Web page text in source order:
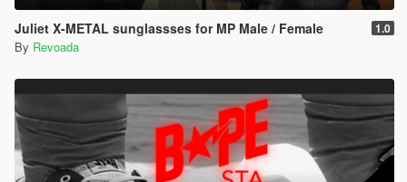
Juliet X-METAL sunglassses for MP Male / Female 1.0
By Revoada